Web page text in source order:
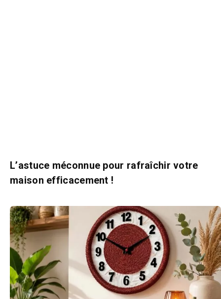
L’astuce méconnue pour rafraîchir votre
maison efficacement !